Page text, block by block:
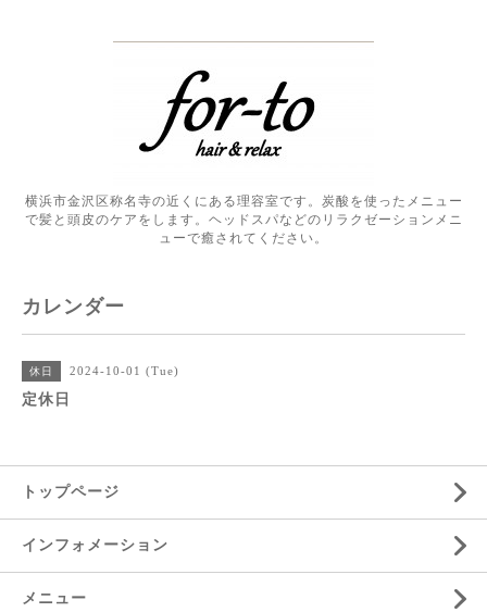
横浜市金沢区称名寺の近くにある理容室です。炭酸を使ったメニュー
で髪と頭皮のケアをします。ヘッドスパなどのリラクゼーションメニ
ューで癒されてください。
カレンダー
休日 2024-10-01 (Tue)
定休日
トップページ
インフォメーション
メニュー